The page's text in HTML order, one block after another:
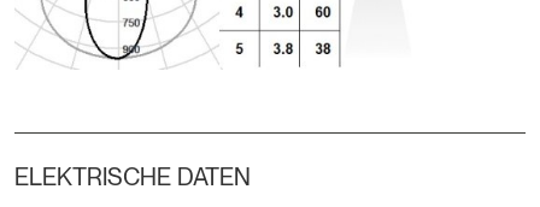
ELEKTRISCHE DATEN